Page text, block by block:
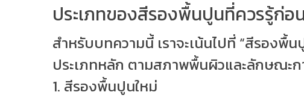
ประเภทของสีรองพื้นปูนที่ควรรู้ก่อ
สำหรับบทความนี้ เราจะเน้นไปที่ “สีรองพื้
ประเภทหลัก ตามสภาพพื้นผิวและลักษณะก
1. สีรองพื้นปูนใหม่